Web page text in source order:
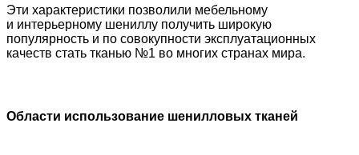
Эти характеристики позволили мебельному
и интерьерному шениллу получить широкую
популярность и по совокупности эксплуатационных
качеств стать тканью №1 во многих странах мира.
Области использование шенилловых тканей